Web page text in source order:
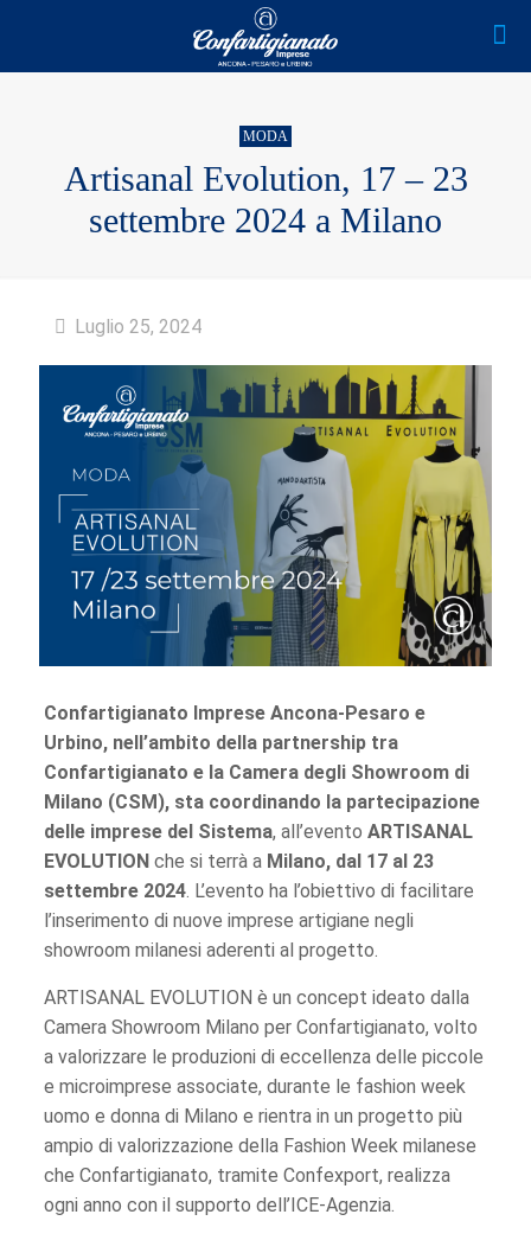
MODA
Artisanal Evolution, 17 – 23
settembre 2024 a Milano
Luglio 25, 2024
Confartigianato Imprese Ancona-Pesaro e
Urbino, nell’ambito della partnership tra
Confartigianato e la Camera degli Showroom di
Milano (CSM), sta coordinando la partecipazione
delle imprese del Sistema, all’evento ARTISANAL
EVOLUTION che si terrà a Milano, dal 17 al 23
settembre 2024. L’evento ha l’obiettivo di facilitare
l’inserimento di nuove imprese artigiane negli
showroom milanesi aderenti al progetto.
ARTISANAL EVOLUTION è un concept ideato dalla
Camera Showroom Milano per Confartigianato, volto
a valorizzare le produzioni di eccellenza delle piccole
e microimprese associate, durante le fashion week
uomo e donna di Milano e rientra in un progetto più
ampio di valorizzazione della Fashion Week milanese
che Confartigianato, tramite Confexport, realizza
ogni anno con il supporto dell’ICE-Agenzia.